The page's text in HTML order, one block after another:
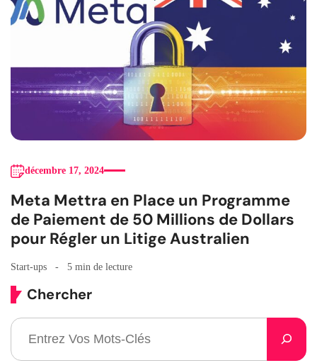
décembre 17, 2024
Meta Mettra en Place un Programme
de Paiement de 50 Millions de Dollars
pour Régler un Litige Australien
Start-ups 5 min de lecture
Chercher